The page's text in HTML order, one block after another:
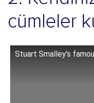
cümleler
Stuart Smalley's